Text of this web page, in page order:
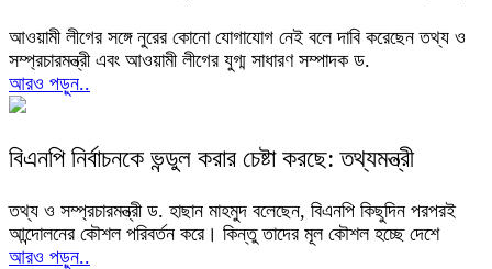
আওয়ামী লীগের সঙ্গে নুরের কোনো যোগাযোগ নেই বলে দাবি করেছেন তথ্য ও
সম্প্রচারমন্ত্রী এবং আওয়ামী লীগের যুগ্ম সাধারণ সম্পাদক ড.
আরও পড়ুন..
বিএনপি নির্বাচনকে ভন্ডুল করার চেষ্টা করছে: তথ্যমন্ত্রী
তথ্য ও সম্প্রচারমন্ত্রী ড. হাছান মাহমুদ বলেছেন, বিএনপি কিছুদিন পরপরই
আন্দোলনের কৌশল পরিবর্তন করে। কিন্তু তাদের মূল কৌশল হচ্ছে দেশে
আরও পড়ুন..